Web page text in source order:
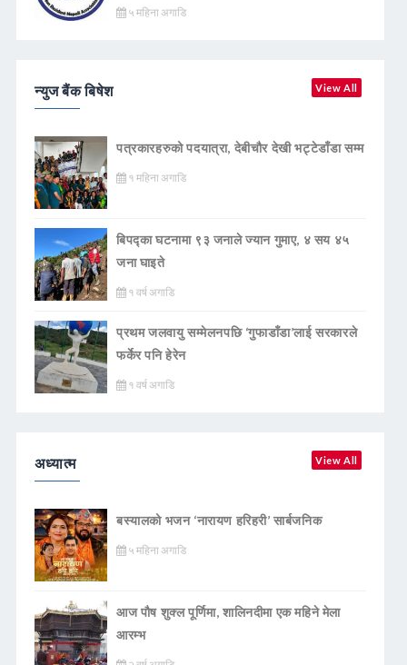
५ महिना अगाडि
न्युज बैंक बिषेश View All
पत्रकारहरुको पदयात्रा, देबीचौर देखी भट्टेडाँडा सम्म
१ महिना अगाडि
बिपद्का घटनामा ९३ जनाले ज्यान गुमाए, ४ सय ४५
जना घाइते
१ वर्ष अगाडि
प्रथम जलवायु सम्मेलनपछि ‘गुफाडाँडा’लाई सरकारले
फर्केर पनि हेरेन
१ वर्ष अगाडि
अध्यात्म View All
बस्यालको भजन ‘नारायण हरिहरी’ सार्बजनिक
५ महिना अगाडि
आज पौष शुक्ल पूर्णिमा, शालिनदीमा एक महिने मेला
आरम्भ